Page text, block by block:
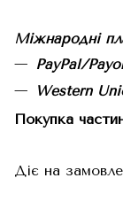
Міжнародні
PayPal/
Western
Покупка
Діє на